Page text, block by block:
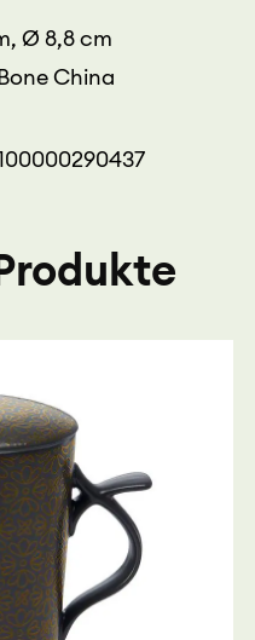
Ø 8,8 cm
China